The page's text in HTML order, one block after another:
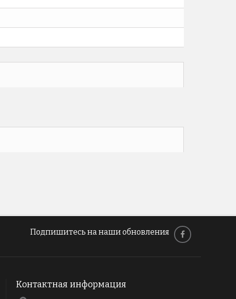
Подпишитесь на наши обновления
Контактная информация